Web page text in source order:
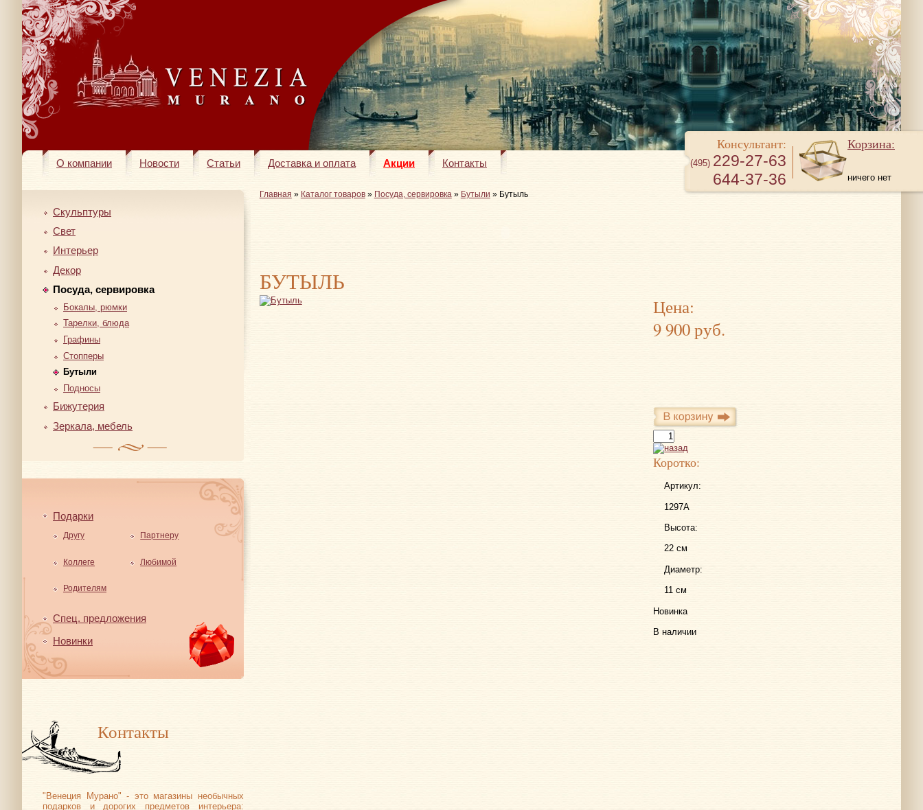
О компании Новости Статьи Доставка и оплата Акции Контакты
Консультант:
(495) 229-27-63
644-37-36
Корзина:
ничего нет
Скульптуры
Свет
Интерьер
Декор
Посуда, сервировка
Бокалы, рюмки
Тарелки, блюда
Графины
Стопперы
Бутыли
Подносы
Бижутерия
Зеркала, мебель
Подарки
Другу Партнеру
Коллеге Любимой
Родителям
Спец. предложения
Новинки
Контакты
"Венеция Мурано" - это магазины необычных
подарков и дорогих предметов интерьера:
Главная » Каталог товаров» Посуда, сервировка » Бутыли » Бутыль
БУТЫЛЬ
Цена:
9 900 руб.
Коротко:
Артикул:
1297A
Высота:
22 см
Диаметр:
11 см
Новинка
В наличии